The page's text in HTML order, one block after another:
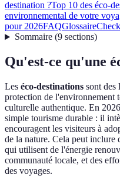
destination ?Top 10 des éco-
environnemental de votre
pour 2026FAQGlossaire
Sommaire(9 sections)
Qu'est-ce qu'une
Les éco-destinations sont des
protection de l'environnement
culturelle authentique. En
simple tourisme durable : il
encouragent les visiteurs à
de la nature. Cela peut inclure
qui utilisent de l'énergie
communauté locale, et des
des voyages.